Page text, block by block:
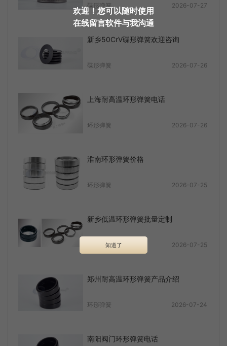
碟形弹簧 2026-07-27
新乡50CrV碟形弹簧欢迎咨询
碟形弹簧 2026-07-26
上海耐高温环形弹簧电话
环形弹簧 2026-07-26
淮南环形弹簧价格
环形弹簧 2026-07-25
新乡低温环形弹簧批量定制
环形弹簧 2026-07-25
郑州耐高温环形弹簧产品介绍
环形弹簧 2026-07-24
南阳阀门环形弹簧电话
欢迎！您可以随时使用
在线留言软件与我沟通
知道了